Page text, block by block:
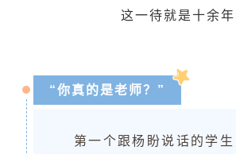
这一待就是十余年
“你真的是老师？”
第一个跟杨盼说话的学